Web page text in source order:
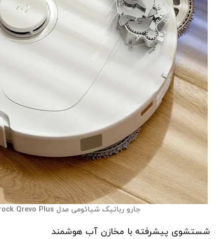
جارو رباتیک شیائومی مدل Roborock Qrevo Plus
شستشوی پیشرفته با مخازن آب هوشمند